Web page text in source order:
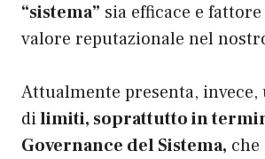
“sistema” sia efficace e
valore reputazionale nel
Attualmente presenta, invece,
dilimiti, soprattutto in
Governance del Sistema,